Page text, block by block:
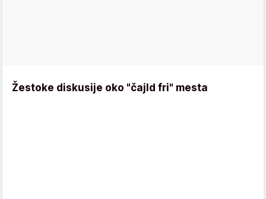
Žestoke diskusije oko "čajld fri" mesta